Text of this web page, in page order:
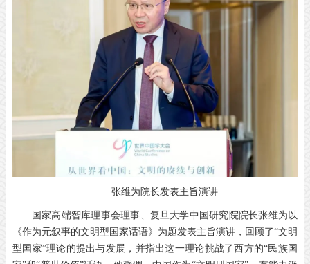
张维为院长发表主旨演讲
国家高端智库理事会理事、复旦大学中国研究院院长张维为以
《作为元叙事的文明型国家话语》为题发表主旨演讲，回顾了“文明
型国家”理论的提出与发展，并指出这一理论挑战了西方的“民族国